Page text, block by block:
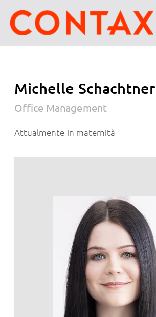
Michelle Schachtner
Office Management
Attualmente in maternità